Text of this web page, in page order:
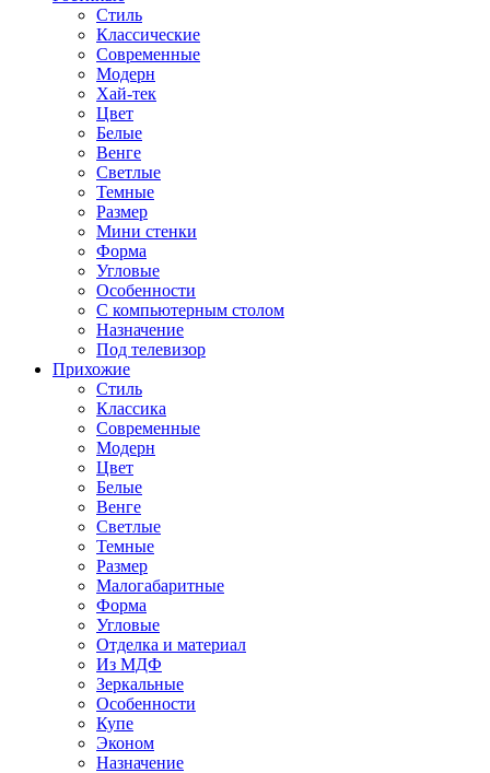
Стиль
Классические
Современные
Модерн
Хай-тек
Цвет
Белые
Венге
Светлые
Темные
Размер
Мини стенки
Форма
Угловые
Особенности
С компьютерным столом
Назначение
Под телевизор
Прихожие
Стиль
Классика
Современные
Модерн
Цвет
Белые
Венге
Светлые
Темные
Размер
Малогабаритные
Форма
Угловые
Отделка и материал
Из МДФ
Зеркальные
Особенности
Купе
Эконом
Назначение